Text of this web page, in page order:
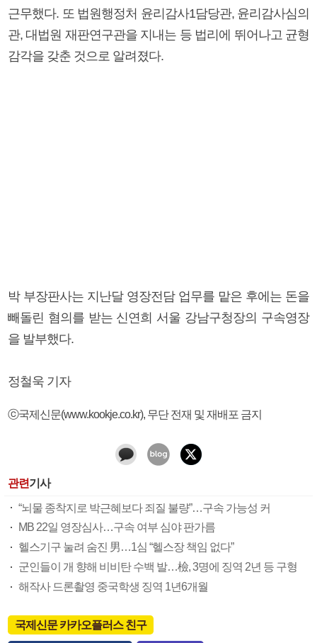
근무했다. 또 법원행정처 윤리감사1담당관, 윤리감사심의
관, 대법원 재판연구관을 지내는 등 법리에 뛰어나고 균형
감각을 갖춘 것으로 알려졌다.
박 부장판사는 지난달 영장전담 업무를 맡은 후에는 돈을
빼돌린 혐의를 받는 신연희 서울 강남구청장의 구속영장
을 발부했다.
정철욱 기자
ⓒ국제신문(www.kookje.co.kr), 무단 전재 및 재배포 금지
관련기사
“뇌물 종착지로 박근혜보다 죄질 불량”…구속 가능성 커
MB 22일 영장심사…구속 여부 심야 판가름
헬스기구 눌려 숨진 男…1심 “헬스장 책임 없다”
군인들이 개 향해 비비탄 수백 발…檢, 3명에 징역 2년 등 구형
해작사 드론촬영 중국학생 징역 1년6개월
국제신문 카카오플러스 친구